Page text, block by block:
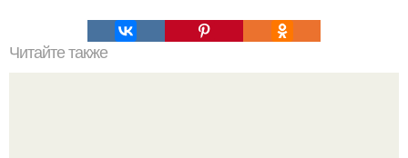
Читайте также